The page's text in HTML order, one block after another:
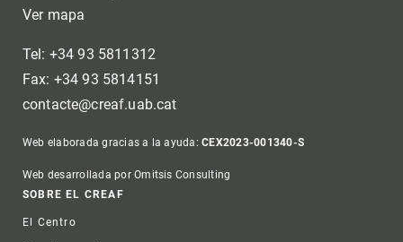
Ver mapa
Tel: +34 93 5811312
Fax: +34 93 5814151
contacte@creaf.uab.cat
Web elaborada gracias a la ayuda:CEX2023-001340-S
Web desarrollada por Omitsis Consulting
Footer
SOBRE EL CREAF
El Centro